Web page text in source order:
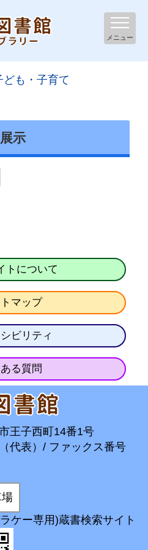
メニュー
ども・子育て
示
トについて
マップ
ビリティ
る質問
王子西町14番1号
代表）/ ファックス番号
ケー専用)蔵書検索サイト